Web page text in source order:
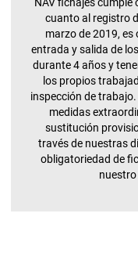
NAV fichajes
cuanto al registro
marzo de 2019,
entrada y salida de
durante 4 años y
los propios
inspección de
medidas
sustitución
través de nuestras
obligatoriedad de